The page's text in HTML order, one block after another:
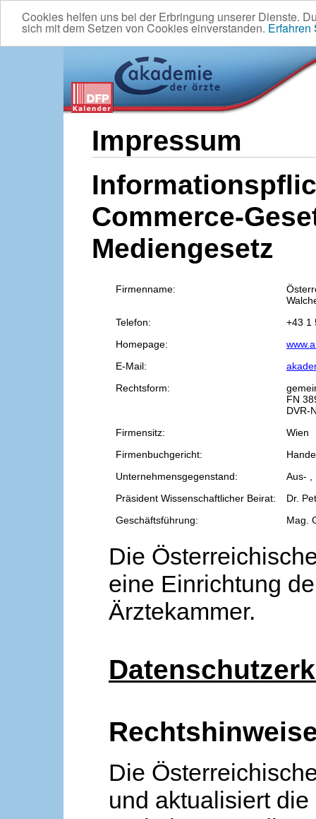
Cookies helfen uns bei der Erbringung unserer Dienste.
sich mit dem Setzen von Cookies einverstanden. Erfahren
Impressum
Commerce-
Mediengesetz
Firmenname:
Telefon:
+43 1
Homepage:
E-Mail:
Rechtsform:
FN
DVR-
Firmensitz:
Wien
Firmenbuchgericht:
Unternehmensgegenstand:
Aus- ,
Präsident Wissenschaftlicher Beirat:
Dr.
Geschäftsführung:
Mag.
Die
eine Einrichtung
Ärztekammer.
Die
und aktualisiert